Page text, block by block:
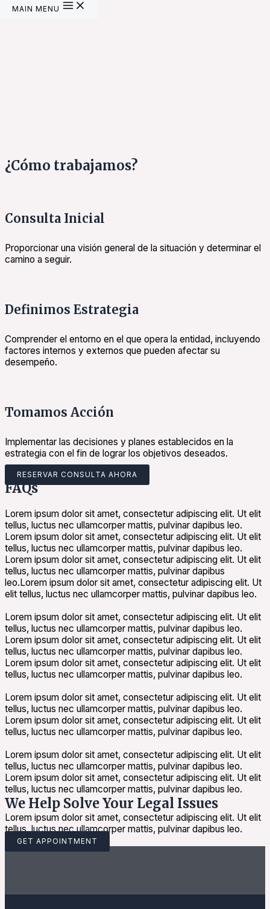
MAIN MENU
Accidentes de Tráfico
¿Cómo trabajamos?
Consulta Inicial
Proporcionar una visión general de la situación y determinar el
camino a seguir.
Definimos Estrategia
Comprender el entorno en el que opera la entidad, incluyendo
factores internos y externos que pueden afectar su
desempeño.
Tomamos Acción
Implementar las decisiones y planes establecidos en la
estrategia con el fin de lograr los objetivos deseados.
RESERVAR CONSULTA AHORA
FAQs
Lorem ipsum dolor sit amet, consectetur adipiscing elit. Ut elit
tellus, luctus nec ullamcorper mattis, pulvinar dapibus leo.
Lorem ipsum dolor sit amet, consectetur adipiscing elit. Ut elit
tellus, luctus nec ullamcorper mattis, pulvinar dapibus leo.
Lorem ipsum dolor sit amet, consectetur adipiscing elit. Ut elit
tellus, luctus nec ullamcorper mattis, pulvinar dapibus
leo.Lorem ipsum dolor sit amet, consectetur adipiscing elit. Ut
elit tellus, luctus nec ullamcorper mattis, pulvinar dapibus leo.
Lorem ipsum dolor sit amet, consectetur adipiscing elit. Ut elit
tellus, luctus nec ullamcorper mattis, pulvinar dapibus leo.
Lorem ipsum dolor sit amet, consectetur adipiscing elit. Ut elit
tellus, luctus nec ullamcorper mattis, pulvinar dapibus leo.
Lorem ipsum dolor sit amet, consectetur adipiscing elit. Ut elit
tellus, luctus nec ullamcorper mattis, pulvinar dapibus leo.
Lorem ipsum dolor sit amet, consectetur adipiscing elit. Ut elit
tellus, luctus nec ullamcorper mattis, pulvinar dapibus leo.
Lorem ipsum dolor sit amet, consectetur adipiscing elit. Ut elit
tellus, luctus nec ullamcorper mattis, pulvinar dapibus leo.
Lorem ipsum dolor sit amet, consectetur adipiscing elit. Ut elit
tellus, luctus nec ullamcorper mattis, pulvinar dapibus leo.
Lorem ipsum dolor sit amet, consectetur adipiscing elit. Ut elit
tellus, luctus nec ullamcorper mattis, pulvinar dapibus leo.
We Help Solve Your Legal Issues
Lorem ipsum dolor sit amet, consectetur adipiscing elit. Ut elit
tellus, luctus nec ullamcorper mattis, pulvinar dapibus leo.
GET APPOINTMENT